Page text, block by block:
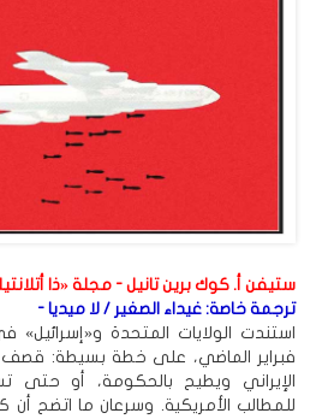
ستيفن أ. كوك برين تانيل - مجلة «ذا
ترجمة خاصة: غيداء الصغير / لا ميديا -
استندت الولايات المتحدة
فبراير الماضي، على خطة بسيطة:
الإيراني ويطيح بالحكومة، أو حتى
للمطالب الأمريكية. وسرعان ما اتضح أن